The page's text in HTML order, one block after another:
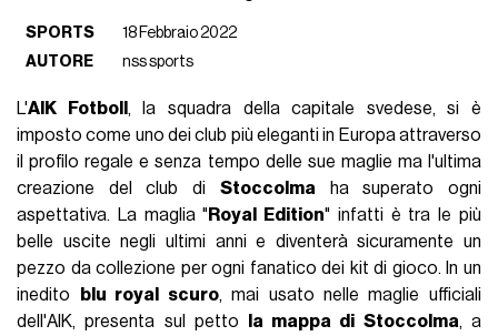
SPORTS
18 Febbraio 2022
AUTORE
nss sports
L'AIK Fotboll , la squadra della capitale svedese, si è
imposto come uno dei club più eleganti in Europa attraverso
il profilo regale e senza tempo delle sue maglie ma l'ultima
creazione del club di Stoccolmaha superato ogni
aspettativa. La maglia " Royal Edition" infatti è tra le più
belle uscite negli ultimi anni e diventerà sicuramente un
pezzo da collezione per ogni fanatico dei kit di gioco. In un
inedito
blu royal scuro, mai usato nelle maglie ufficiali
dell'AIK, presenta sul petto
la mappa di Stoccolma, a